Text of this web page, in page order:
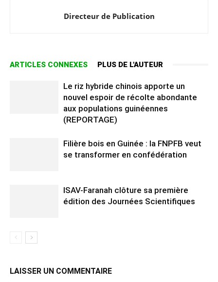
Directeur de Publication
ARTICLES CONNEXES PLUS DE L'AUTEUR
Le riz hybride chinois apporte un
nouvel espoir de récolte abondante
aux populations guinéennes
(REPORTAGE)
Filière bois en Guinée : la FNPFB veut
se transformer en confédération
ISAV-Faranah clôture sa première
édition des Journées Scientifiques
LAISSER UN COMMENTAIRE